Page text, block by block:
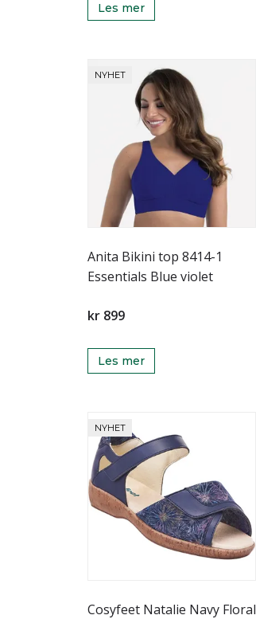
Les mer
NYHET
Anita Bikini top 8414-1
Essentials Blue violet
kr 899
Les mer
NYHET
Cosyfeet Natalie Navy Floral